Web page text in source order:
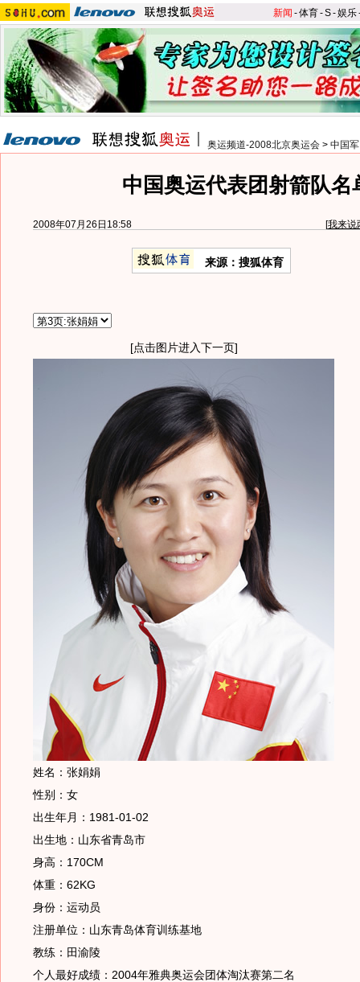
新闻 -体育-S-娱乐
奥运频道-2008北京奥运会 > 中国
中国奥运代表团射箭队名
2008年07月26日18:58 [我来说
来源：搜狐体育
[点击图片进入下一页]
姓名：张娟娟
性别：女
出生年月：1981-01-02
出生地：山东省青岛市
身高：170CM
体重：62KG
身份：运动员
注册单位：山东青岛体育训练基地
教练：田渝陵
个人最好成绩：2004年雅典奥运会团体淘汰赛第二名